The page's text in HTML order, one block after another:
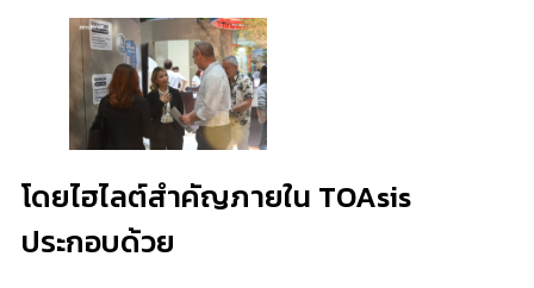
โดยไฮไลต์สำคัญภายใน TOAsis
ประกอบด้วย